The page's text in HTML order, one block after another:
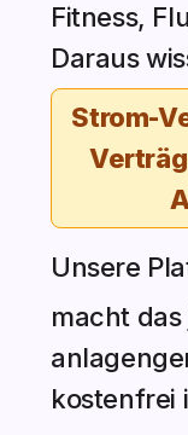
Fitness,
Daraus
Strom-
Unsere
macht
kostenfrei